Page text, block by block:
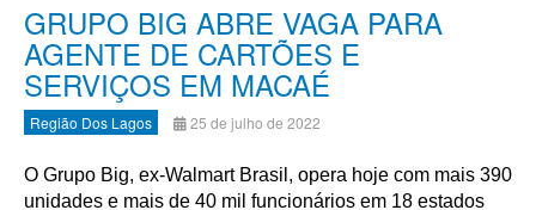
GRUPO BIG ABRE VAGA PARA
AGENTE DE CARTÕES E
SERVIÇOS EM MACAÉ
Região Dos Lagos 25 de julho de 2022
O Grupo Big, ex-Walmart Brasil, opera hoje com mais 390
unidades e mais de 40 mil funcionários em 18 estados